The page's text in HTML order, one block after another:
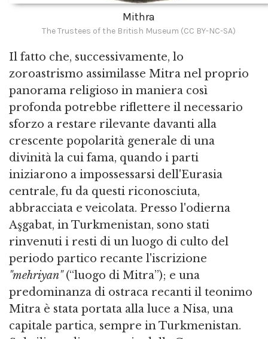
Mithra
The Trustees of the British Museum (CC BY-NC-SA)
Il fatto che, successivamente, lo
zoroastrismo assimilasse Mitra nel proprio
panorama religioso in maniera così
profonda potrebbe riflettere il necessario
sforzo a restare rilevante davanti alla
crescente popolarità generale di una
divinità la cui fama, quando i parti
iniziarono a impossessarsi dell'Eurasia
centrale, fu da questi riconosciuta,
abbracciata e veicolata. Presso l'odierna
Aşgabat, in Turkmenistan, sono stati
rinvenuti i resti di un luogo di culto del
periodo partico recante l'iscrizione
"mehriyan"(“luogo di Mitra”); e una
predominanza di ostraca recanti il teonimo
Mitra è stata portata alla luce a Nisa, una
capitale partica, sempre in Turkmenistan.